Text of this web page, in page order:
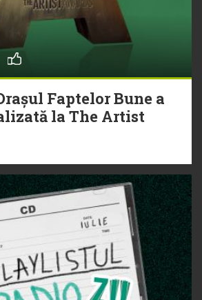
Faptelor Bune a
la The Artist